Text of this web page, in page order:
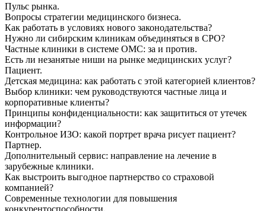
Пульс рынка.
Вопросы стратегии медицинского бизнеса.
Как работать в условиях нового законодательства?
Нужно ли сибирским клиникам объединяться в СРО?
Частные клиники в системе ОМС: за и против.
Есть ли незанятые ниши на рынке медицинских услуг?
Пациент.
Детская медицина: как работать с этой категорией клиентов?
Выбор клиники: чем руководствуются частные лица и
корпоративные клиенты?
Принципы конфиденциальности: как защититься от утечек
информации?
Контрольное ИЗО: какой портрет врача рисует пациент?
Партнер.
Дополнительный сервис: направление на лечение в
зарубежные клиники.
Как выстроить выгодное партнерство со страховой
компанией?
Современные технологии для повышения
конкурентоспособности.